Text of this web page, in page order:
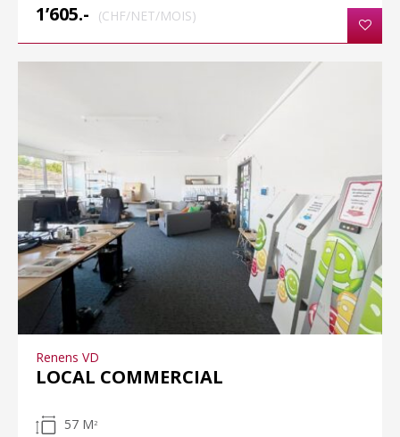
1’605.- (CHF/NET/MOIS)
Renens VD
LOCAL COMMERCIAL
57 M 2